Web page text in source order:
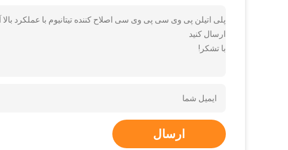
پلی اتیلن پی وی سی پی وی سی اصلاح کننده تیتانیوم با عملکرد بالا
ارسال کنید
با تشکر!
ارسال